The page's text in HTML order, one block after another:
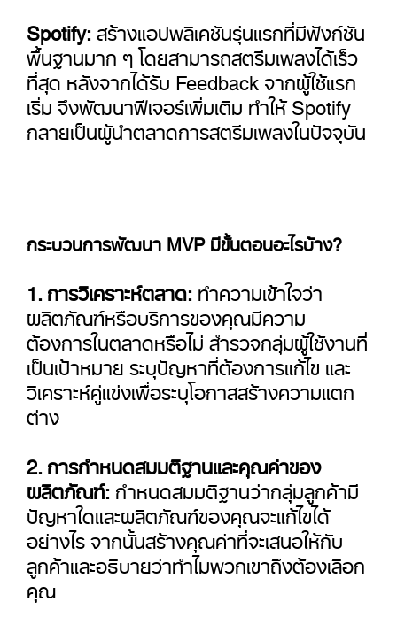
Spotify:สร้างแอปพลิเคชันรุ่นแรกที่มีฟังก์ชัน
พื้นฐานมาก ๆ โดยสามารถสตรีมเพลงได้เร็ว
ที่สุด หลังจากได้รับ Feedback จากผู้ใช้แรก
เริ่ม จึงพัฒนาฟีเจอร์เพิ่มเติม ทำให้ Spotify
กลายเป็นผู้นำตลาดการสตรีมเพลงในปัจจุบัน
กระบวนการพัฒนา MVP มีขั้นตอนอะไรบ้าง?
1. การวิเคราะห์ตลาด:ทำความเข้าใจว่า
ผลิตภัณฑ์หรือบริการของคุณมีความ
ต้องการในตลาดหรือไม่ สำรวจกลุ่มผู้ใช้งานที่
เป็นเป้าหมาย ระบุปัญหาที่ต้องการแก้ไข และ
วิเคราะห์คู่แข่งเพื่อระบุโอกาสสร้างความแตก
ต่าง
2. การกำหนดสมมติฐานและคุณค่าของ
ผลิตภัณฑ์:กำหนดสมมติฐานว่ากลุ่มลูกค้ามี
ปัญหาใดและผลิตภัณฑ์ของคุณจะแก้ไขได้
อย่างไร จากนั้นสร้างคุณค่าที่จะเสนอให้กับ
ลูกค้าและอธิบายว่าทำไมพวกเขาถึงต้องเลือก
คุณ